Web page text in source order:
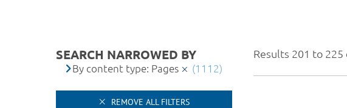
Results 201 to
SEARCH NARROWED BY
By content type: Pages (1112)
REMOVE ALL FILTERS